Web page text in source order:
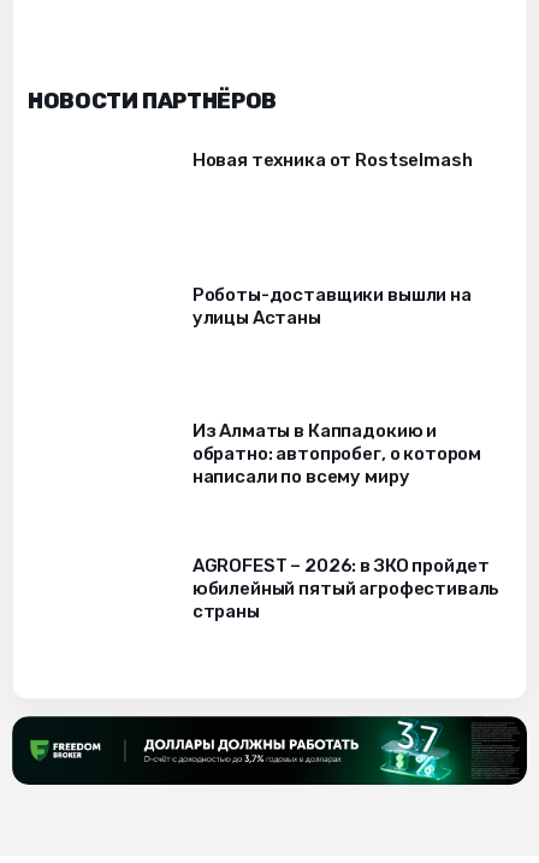
НОВОСТИ ПАРТНЁРОВ
Новая техника от Rostselmash
Роботы-доставщики вышли на
улицы Астаны
Из Алматы в Каппадокию и
обратно: автопробег, о котором
написали по всему миру
AGROFEST – 2026: в ЗКО пройдет
юбилейный пятый агрофестиваль
страны